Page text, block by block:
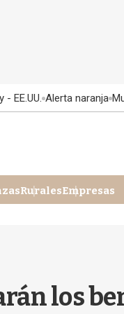
EE.UU. Alerta naranja
RuralesEmpresas
los